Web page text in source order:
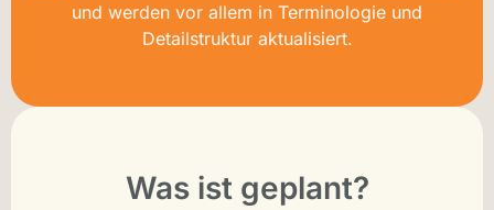
und werden vor allem in Terminologie und
Detailstruktur aktualisiert.
Was ist geplant?